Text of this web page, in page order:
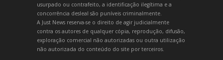
usurpado ou contrafeito, a identificação ilegítima e a
concorrência desleal são puníveis criminalmente.
A Just News reserva-se o direito de agir judicialmente
contra os autores de qualquer cópia, reprodução, difusão,
exploração comercial não autorizadas ou outra utilização
não autorizada do conteúdo do site por terceiros.